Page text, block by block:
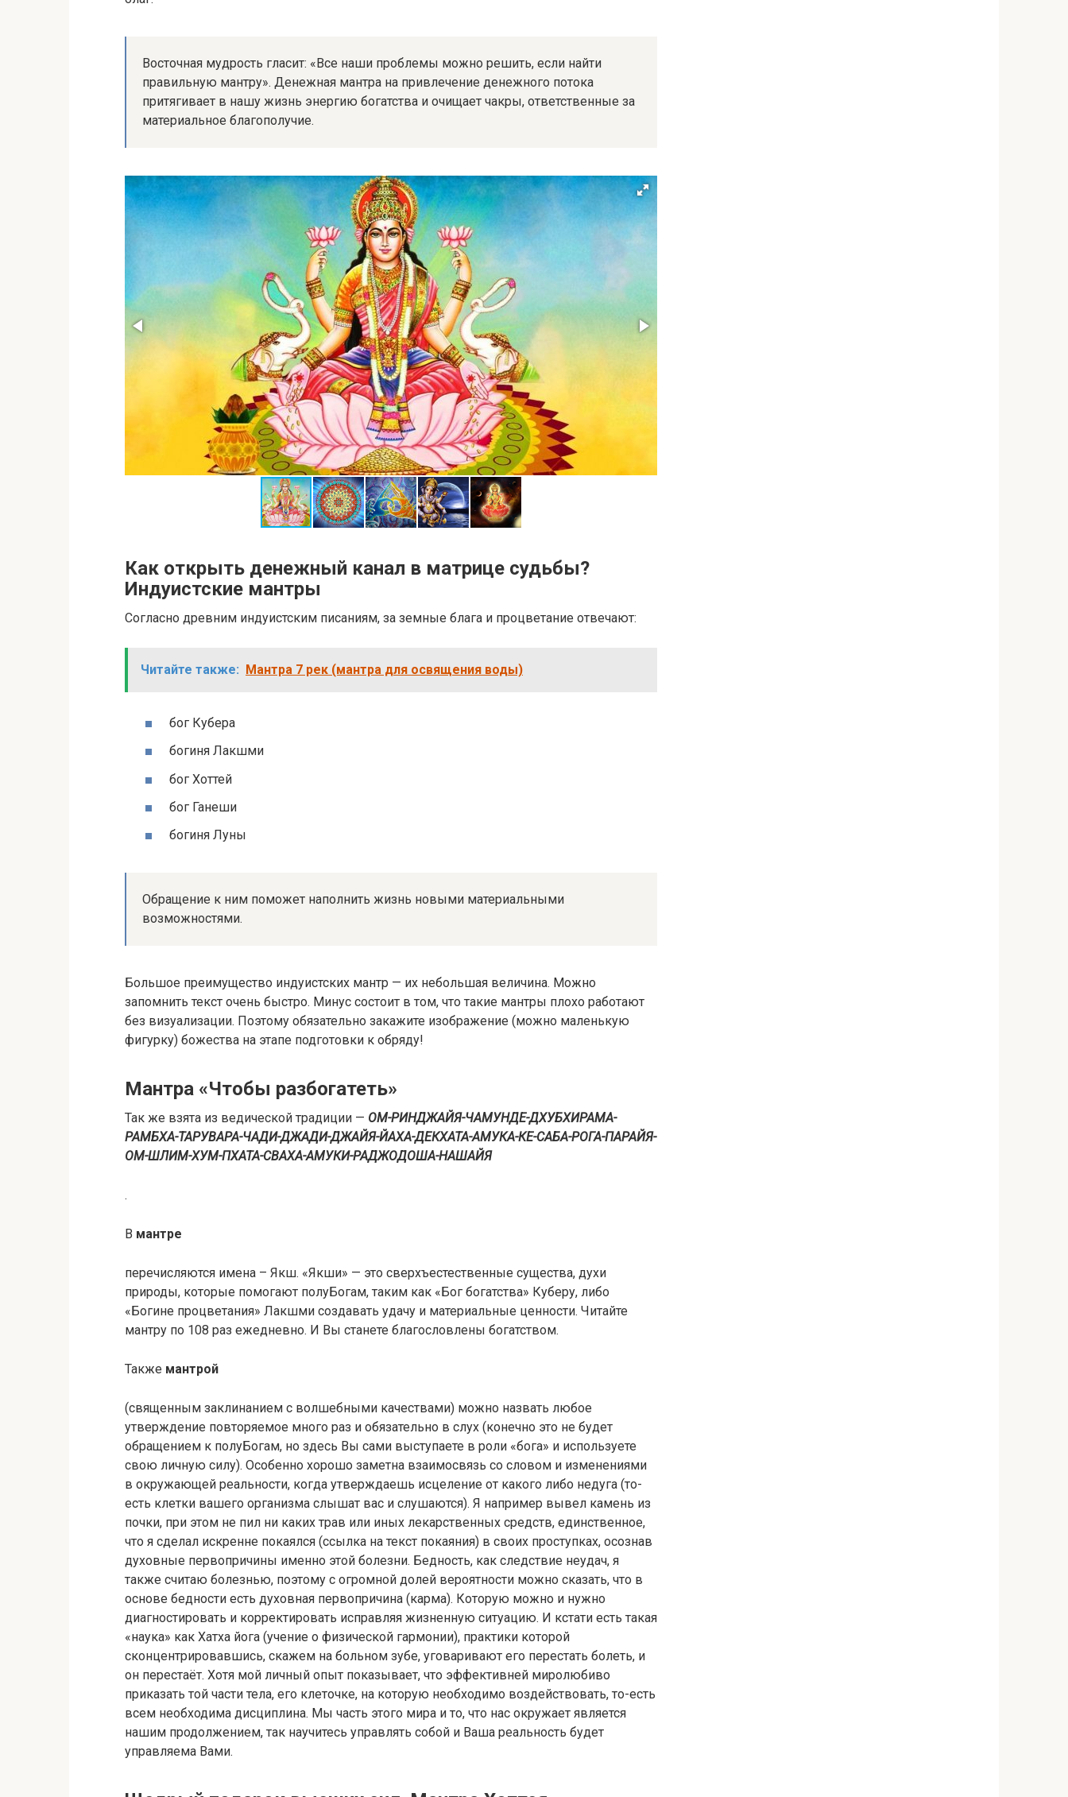
Восточная мудрость гласит: «Все наши проблемы можно решить, если найти
правильную мантру». Денежная мантра на привлечение денежного потока
притягивает в нашу жизнь энергию богатства и очищает чакры, ответственные за
материальное благополучие.
Как открыть денежный канал в матрице судьбы?
Индуистские мантры
Согласно древним индуистским писаниям, за земные блага и процветание отвечают:
Читайте также: Мантра 7 рек (мантра для освящения воды)
бог Кубера
богиня Лакшми
бог Хоттей
бог Ганеши
богиня Луны
Обращение к ним поможет наполнить жизнь новыми материальными
возможностями.
Большое преимущество индуистских мантр — их небольшая величина. Можно
запомнить текст очень быстро. Минус состоит в том, что такие мантры плохо работают
без визуализации. Поэтому обязательно закажите изображение (можно маленькую
фигурку) божества на этапе подготовки к обряду!
Мантра «Чтобы разбогатеть»
Так же взята из ведической традиции — ОМ-РИНДЖАЙЯ-ЧАМУНДЕ-ДХУБХИРАМА-
РАМБХА-ТАРУВАРА-ЧАДИ-ДЖАДИ-ДЖАЙЯ-ЙАХА-ДЕКХАТА-АМУКА-КЕ-САБА-РОГА-ПАРАЙЯ-
ОМ-ШЛИМ-ХУМ-ПХАТА-СВАХА-АМУКИ-РАДЖОДОША-НАШАЙЯ
.
В мантре
перечисляются имена – Якш. «Якши» — это сверхъестественные существа, духи
природы, которые помогают полуБогам, таким как «Бог богатства» Куберу, либо
«Богине процветания» Лакшми создавать удачу и материальные ценности. Читайте
мантру по 108 раз ежедневно. И Вы станете благословлены богатством.
Также мантрой
(священным заклинанием с волшебными качествами) можно назвать любое
утверждение повторяемое много раз и обязательно в слух (конечно это не будет
обращением к полуБогам, но здесь Вы сами выступаете в роли «бога» и используете
свою личную силу). Особенно хорошо заметна взаимосвязь со словом и изменениями
в окружающей реальности, когда утверждаешь исцеление от какого либо недуга (то-
есть клетки вашего организма слышат вас и слушаются). Я например вывел камень из
почки, при этом не пил ни каких трав или иных лекарственных средств, единственное,
что я сделал искренне покаялся (ссылка на текст покаяния) в своих проступках, осознав
духовные первопричины именно этой болезни. Бедность, как следствие неудач, я
также считаю болезнью, поэтому с огромной долей вероятности можно сказать, что в
основе бедности есть духовная первопричина (карма). Которую можно и нужно
диагностировать и корректировать исправляя жизненную ситуацию. И кстати есть такая
«наука» как Хатха йога (учение о физической гармонии), практики которой
сконцентрировавшись, скажем на больном зубе, уговаривают его перестать болеть, и
он перестаёт. Хотя мой личный опыт показывает, что эффективней миролюбиво
приказать той части тела, его клеточке, на которую необходимо воздействовать, то-есть
всем необходима дисциплина. Мы часть этого мира и то, что нас окружает является
нашим продолжением, так научитесь управлять собой и Ваша реальность будет
управляема Вами.